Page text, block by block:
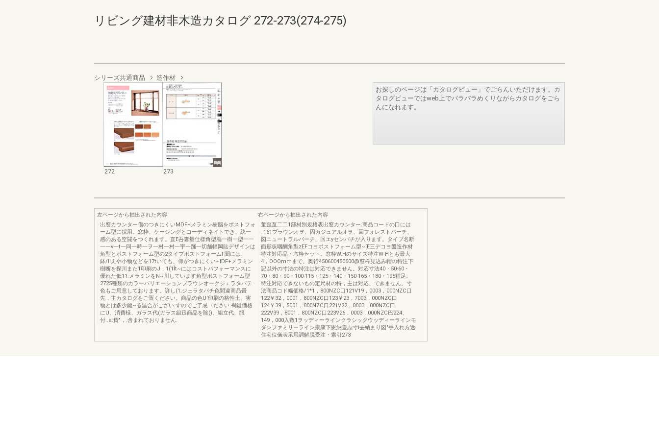
リビング建材非木造カタログ 272-273(274-275)
シリーズ共通商品 造作材
272 273
お探しのページは「カタログビュー」でごらんいただけます。カ
タログビューではweb上でパラパラめくりながらカタログをごら
んになれます。
左ページから抽出された内容
出窓カウンター傷のつきにくいMDF+メラミン樹脂をポストフォ
ーム型に採用。窓枠、ケーシングとコーディネイトでき、統一
感のある空闘をつくれます。直E吾妻量仕様角型脳一樹一型一一
一一ν一t一同一時一ヲ一村一村一宇一踊一切舗幅岡貼デザインは
角型とポストフォーム型の2タイプポストフォームF聞には、
鉢/Iiえや小物などを17tいても、仰がつきにくい~IDF+メラミン
樹断を探川また1印刷のJ，1(1Ît~にはコストパフォーマンスに
優れた低11:メラミンをN~川しています角型ポストフォーム型
2725種類のカラーバリエーションブラウンオークジェラタパテ
色もご用意しております。詳し(1;ジェラタパチ色間違商品畳
先，主カタログをご置ください。商品の色U‘印刷の格性土、実
物とは多少鍵~る温合がござい.すのでご了忌〈ださい.褐鍵価格
にU、消費様、ガラス代(ガラス組迅商品を除()、組立代、限
付..a:貨"，.含まれておりません.
右ページから抽出された内容
董歪亙二二1部材別規格表出窓カウンター.商品コードの口には
_161ブラウンオヲ、固カジュアルオヲ、回フォレストパーチ、
図ニュートラルパーチ、回エyセンパチが入ります。タイプ名断
面形状咽醐角型zEFコヨポストフォーム型~[E三デコヨ盤造作材
特注対応品・窓枠セット。窓枠W.Hのサイズ特注W-Hとも最大
4，OOOmmまで。奥行450600450600@窓枠見込み帽の特注下
記以外の寸法の特注は対応できません。対応寸法40・50-60・
70・80・90・100-115・125・140・150-165・180・195補足。
特注対応できないもの定尺材の特，主は対応、できません。寸
法商品コド幅価格/1*1，800NZC口121V19，0003，000NZC口
122￥32，0001，800NZC口123￥23，7003，000NZC口
124￥39，5001，800NZC口221V22，0003，000NZC口
222V39，8001，800NZC口223V26，0003，000NZC巴224、
149，000入数1ヲッディーラインクラシックウッディーラインモ
ダンファミリーライン康康下恩納壷志寸i去納まり図"手入れ方途
住宅位儀表示用調解脱受注・索引273